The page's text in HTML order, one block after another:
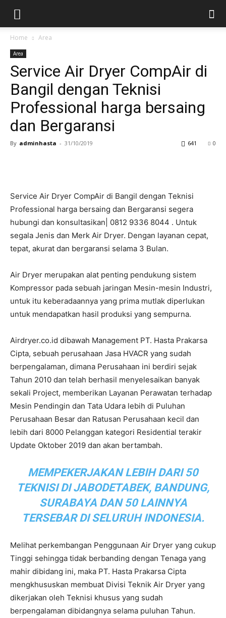
Home Area
Area
Service Air Dryer CompAir di
Bangil dengan Teknisi
Professional harga bersaing
dan Bergaransi
By adminhasta - 31/10/2019 0
641
Service Air Dryer CompAir di Bangil dengan Teknisi
Professional harga bersaing dan Bergaransi segera
hubungi dan konsultasikan| 0812 9336 8044 . Untuk
segala Jenis dan Merk Air Dryer. Dengan layanan cepat,
tepat, akurat dan bergaransi selama 3 Bulan.
Air Dryer merupakan alat penting pendukung sistem
Kompressor pada sebuah jaringan Mesin-mesin Industri,
untuk itu keberadaannya yang prima mutlak diperlukan
untuk mendapatkan hasil produksi yang sempurna.
Airdryer.co.id dibawah Management PT. Hasta Prakarsa
Cipta, sebuah perusahaan Jasa HVACR yang sudah
berpengalaman, dimana Perusahaan ini berdiri sejak
Tahun 2010 dan telah berhasil menyelesaikan banyak
sekali Project, memberikan Layanan Perawatan terhadap
Mesin Pendingin dan Tata Udara lebih di Puluhan
Perusahaan Besar dan Ratusan Perusahaan kecil dan
lebih dari 8000 Pelanggan kategori Residential terakir
Update Oktober 2019 dan akan bertambah.
MEMPEKERJAKAN LEBIH DARI 50
TEKNISI DI JABODETABEK, BANDUNG,
SURABAYA DAN 50 LAINNYA
TERSEBAR DI SELURUH INDONESIA.
Melihat perkembangan Penggunaan Air Dryer yang cukup
Tinggi sehingga tidak berbanding dengan Tenaga yang
mahir dibidang ini, maka PT. Hasta Prakarsa Cipta
mengkhususkan membuat Divisi Teknik Air Dryer yang
dikerjakan oleh Teknisi khusus yang sudah
berpengalaman dibidangnya selama puluhan Tahun.